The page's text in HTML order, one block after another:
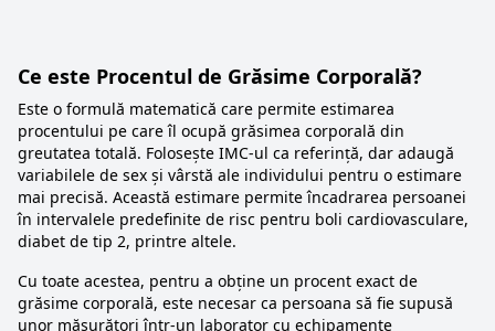
Ce este Procentul de Grăsime Corporală?
Este o formulă matematică care permite estimarea
procentului pe care îl ocupă grăsimea corporală din
greutatea totală. Folosește IMC-ul ca referință, dar adaugă
variabilele de sex și vârstă ale individului pentru o estimare
mai precisă. Această estimare permite încadrarea persoanei
în intervalele predefinite de risc pentru boli cardiovasculare,
diabet de tip 2, printre altele.
Cu toate acestea, pentru a obține un procent exact de
grăsime corporală, este necesar ca persoana să fie supusă
unor măsurători într-un laborator cu echipamente